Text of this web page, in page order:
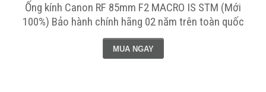
Ống kính Canon RF 85mm F2 MACRO IS STM (Mới
100%) Bảo hành chính hãng 02 năm trên toàn quốc
MUA NGAY